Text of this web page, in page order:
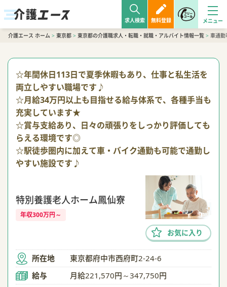
求人検索 無料登録
介護エース ホーム > 東京都 > 東京都の介護職求人・転職・就職・アルバイト情報一覧 > 車通勤
☆年間休日113日で夏季休暇もあり、仕事と私生活を
両立しやすい職場です♪
☆月給34万円以上も目指せる給与体系で、各種手当も
充実しています★
☆賞与支給あり、日々の頑張りをしっかり評価しても
らえる環境です◎
☆駅徒歩圏内に加えて車・バイク通勤も可能で通勤し
やすい施設です♪
特別養護老人ホーム鳳仙寮
年収300万円～
お気に入り
所在地
東京都府中市西府町2-24-6
給与
月給221,570円～347,750円